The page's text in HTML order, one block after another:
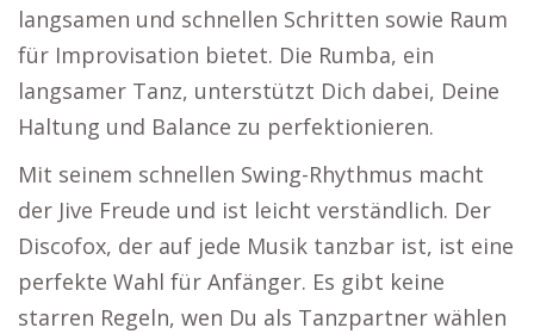
langsamen und schnellen Schritten sowie Raum
für Improvisation bietet. Die Rumba, ein
langsamer Tanz, unterstützt Dich dabei, Deine
Haltung und Balance zu perfektionieren.
Mit seinem schnellen Swing-Rhythmus macht
der Jive Freude und ist leicht verständlich. Der
Discofox, der auf jede Musik tanzbar ist, ist eine
perfekte Wahl für Anfänger. Es gibt keine
starren Regeln, wen Du als Tanzpartner wählen